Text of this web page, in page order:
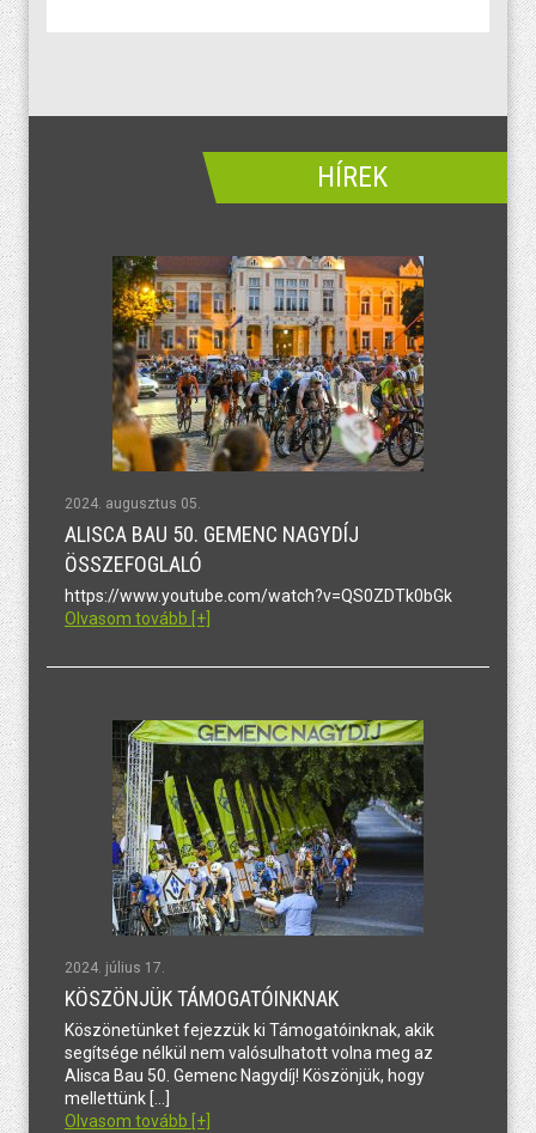
HÍREK
2024. augusztus 05.
ALISCA BAU 50. GEMENC NAGYDÍJ
ÖSSZEFOGLALÓ
https://www.youtube.com/watch?v=QS0ZDTk0bGk
Olvasom tovább [+]
2024. július 17.
KÖSZÖNJÜK TÁMOGATÓINKNAK
Köszönetünket fejezzük ki Támogatóinknak, akik
segítsége nélkül nem valósulhatott volna meg az
Alisca Bau 50. Gemenc Nagydíj! Köszönjük, hogy
mellettünk […]
Olvasom tovább [+]